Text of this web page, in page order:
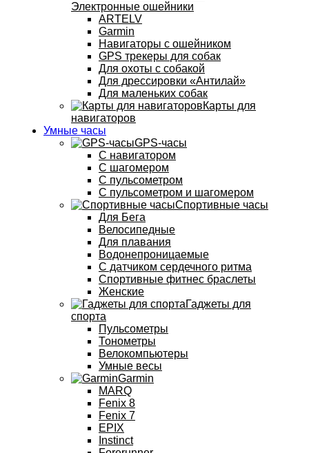
Электронные ошейники
ARTELV
Garmin
Навигаторы с ошейником
GPS трекеры для собак
Для охоты с собакой
Для дрессировки «Антилай»
Для маленьких собак
Карты для
навигаторов
Умные часы
GPS-часы
С навигатором
С шагомером
С пульсометром
С пульсометром и шагомером
Спортивные часы
Для Бега
Велосипедные
Для плавания
Водонепроницаемые
С датчиком сердечного ритма
Спортивные фитнес браслеты
Женские
Гаджеты для
спорта
Пульсометры
Тонометры
Велокомпьютеры
Умные весы
Garmin
MARQ
Fenix 8
Fenix 7
EPIX
Instinct